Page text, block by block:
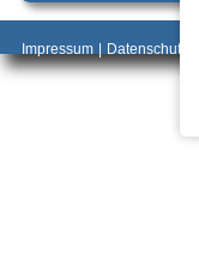
Impressum Datenschutz